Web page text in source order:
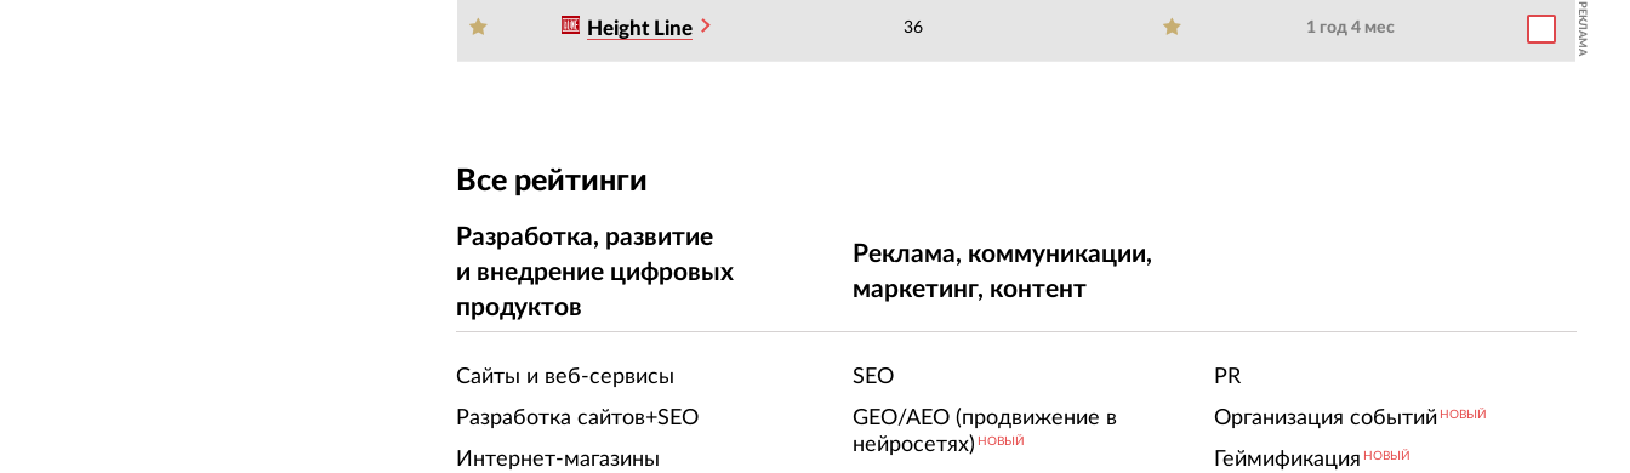
Height Line 36 1 год 4 мес РЕКЛАМА
Все рейтинги
Разработка, развитие
и внедрение цифровых
продуктов
Сайты и веб-сервисы
Разработка сайтов+SEO
Интернет-магазины
Реклама, коммуникации,
маркетинг, контент
SEO
GEO/AEO (продвижение в
нейросетях) НОВЫЙ
PR
Организация событий НОВЫЙ
Геймификация НОВЫЙ